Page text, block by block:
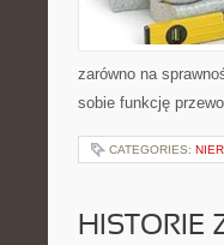
zarówno na
sobie funkcję
CATEGORIES:
HISTORIE